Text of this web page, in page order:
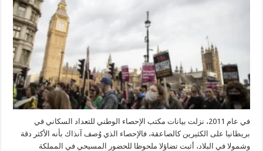
في عام 2011، نزلت بيانات مكتب الإحصاء الوطني للتعداد السكاني في
بريطانيا على الكثيرين كالصاعقة، فالإحصاء الذي وُصف آنذاك بأنه الأكثر دقة
وشمولا في البلاد، أثبت تضاؤلا ملحوظا للحضور المسيحي في المملكة